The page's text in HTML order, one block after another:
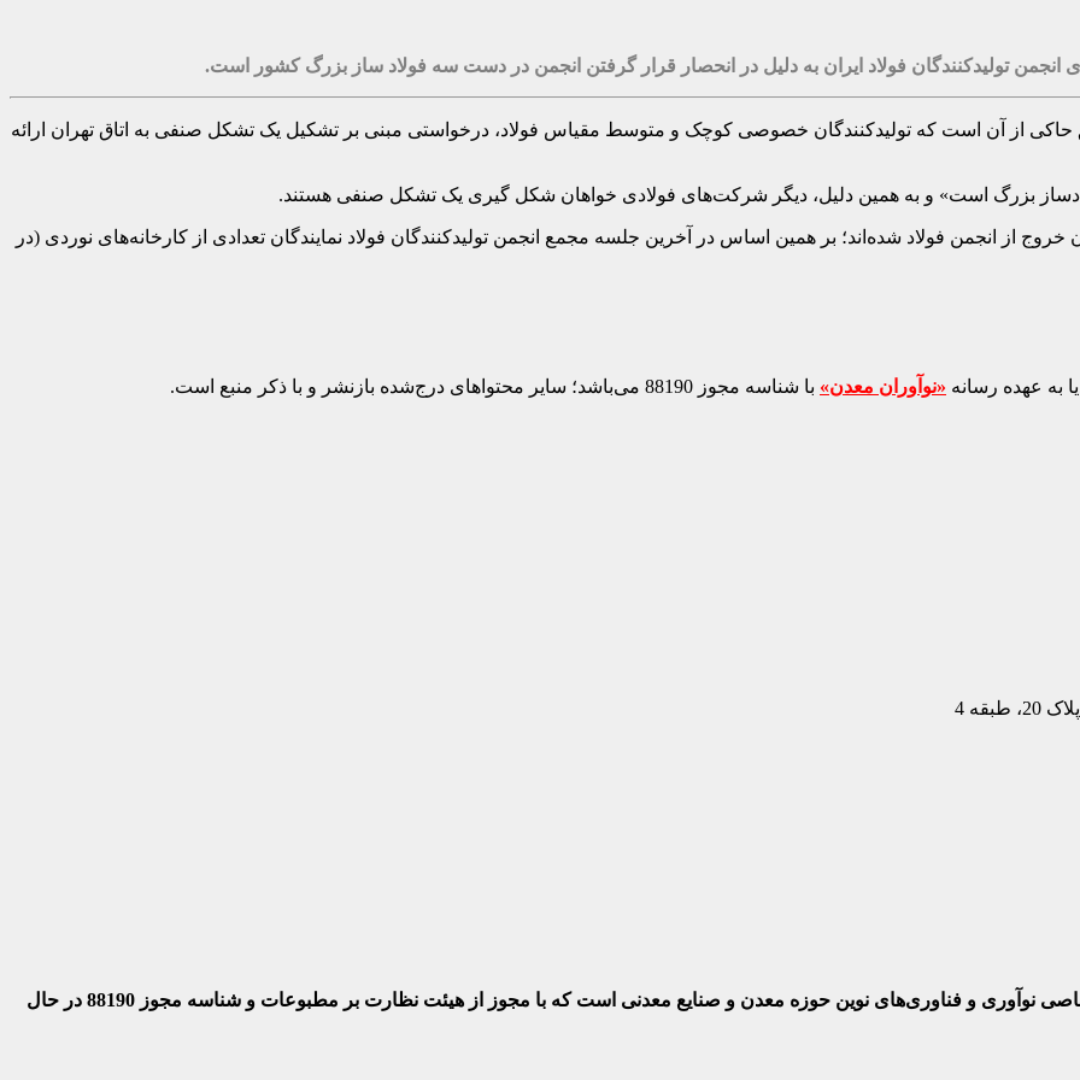
تولیدکنندگان فولاد ایران به دلیل در انحصار قرار گرفتن انجمن در دست سه فولاد ساز بزرگ کشور است.
حاکی از آن است که تولیدکنندگان خصوصی کوچک و متوسط مقیاس فولاد، درخواستی مبنی بر تشکیل یک تشکل صنفی به اتاق تهران ارائه
بزرگ است» و به همین دلیل، دیگر شرکت‌های فولادی خواهان شکل گیری یک تشکل صنفی هستند.
از انجمن فولاد شده‌اند؛ بر همین اساس در آخرین جلسه مجمع انجمن تولیدکنندگان فولاد نمایندگان تعدادی از کارخانه‌های نوردی (در
به عهده رسانه «نوآوران معدن» با شناسه مجوز 88190 می‌باشد؛ سایر محتواهای درج‌شده بازنشر و با ذکر منبع است.
4
نوآوری و فناوری‌های نوین حوزه معدن و صنایع معدنی‌ است که با مجوز از هیئت نظارت بر مطبوعات و شناسه مجوز 88190 در حال